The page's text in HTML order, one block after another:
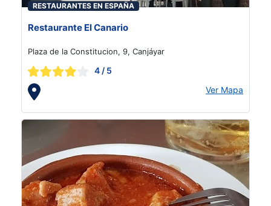
RESTAURANTES EN ESPAÑA
Restaurante El Canario
Plaza de la Constitucion, 9, Canjáyar
4 / 5
Ver Mapa